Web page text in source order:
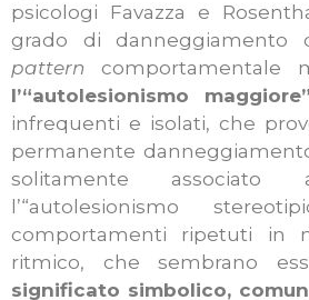
psicologi Favazza e
grado di danneggiamento
pattern comportamentale
l’“autolesionismo
maggiore”
infrequenti e isolati, che
permanente
solitamente
l’“autolesionismo
comportamenti ripetuti in
ritmico, che sembrano
significato simbolico,